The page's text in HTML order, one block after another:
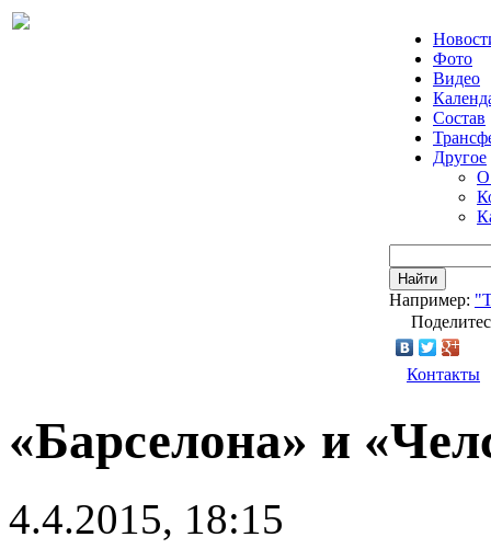
Фото
Видео
Состав
Другое
О
Найти
Например:
Контакты
«Барселона» и
4.4.2015, 18:15